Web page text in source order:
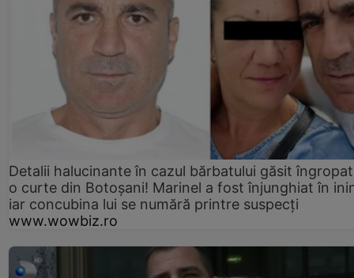
Detalii halucinante în cazul bărbatului găsit
o curte din Botoșani! Marinel a fost înjunghiat în
iar concubina lui se numără printre suspecți
www.wowbiz.ro